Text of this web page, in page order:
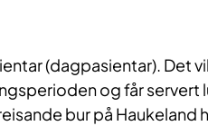
(dagpasientar). Det
og får servert
bur på